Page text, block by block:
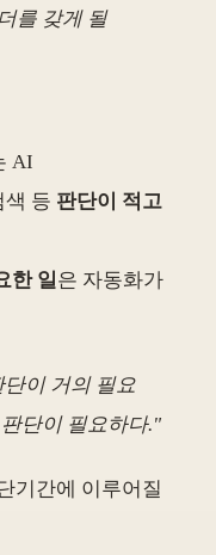
를 갖게 될
AI
색 등 판단이 적고
한 일은 자동화가
이 거의 필요
단이 필요하다."
기간에 이루어질